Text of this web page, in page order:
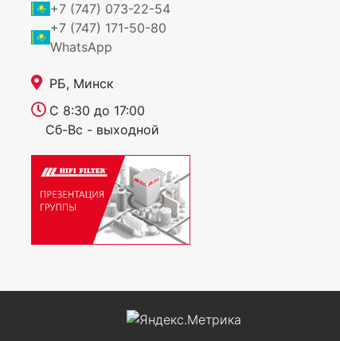
+7 (747) 073-22-54
+7 (747) 171-50-80
WhatsApp
РБ, Минск
С 8:30 до 17:00
Сб-Вс - выходной